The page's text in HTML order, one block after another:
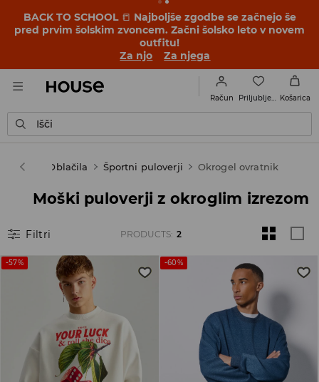
BACK TO SCHOOL 📒 Najboljše zgodbe se začnejo še
pred prvim šolskim zvoncem. Začni šolsko leto v novem
outfitu!
Za njo
Za njega
Račun Košarica
Išči
Moški Oblačila Športni puloverji Okrogel ovratnik
Moški puloverji z okroglim izrezom
Filtri PRODUCTS: 2
-57% -60%